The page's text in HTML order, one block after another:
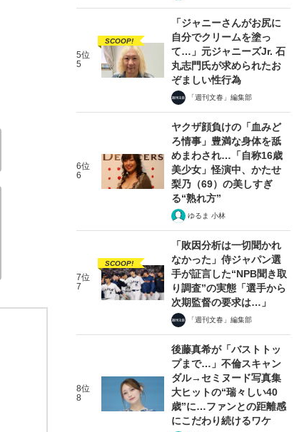
5位
5
SCOOP!
「ジャニーさんがお尻に
自分でクリームを塗っ
て…」元ジャニーズJr. 石
丸志門氏が求められたお
ぞましい性行為
「週刊文春」編集部
6位
6
ヤクザ顔負けの「血みど
ろ情事」豊満な身体を舐
めまわされ…「自称16歳
美少女」怪演中、かたせ
梨乃（69）の美しすぎ
る“熟れ方”
ゆるま 小林
7位
7
SCOOP!
「敗因分析は一切聞かれ
なかった」侍ジャパン選
手が証言した“NPB聞き取
り調査”の実態「選手から
次期監督の要求は…」
「週刊文春」編集部
8位
8
後藤真希が「バストトッ
プまで…」不倫スキャン
ダル→セミヌード写真集
大ヒットの“瑞々しい40
歳”に…ファンとの距離感
にこだわり続けるワケ